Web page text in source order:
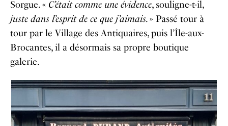
Sorgue. « C’était comme une évidence, souligne-t-il,
juste dans l’esprit de ce que j’aimais.» Passé tour à
tour par le Village des Antiquaires, puis l’Île-aux-
Brocantes, il a désormais sa propre boutique
galerie.